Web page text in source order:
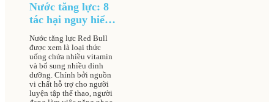
Nước tăng lực: 8
tác hại nguy hiểm
gây nguy cơ đột
quỵ dẫn đến tử
vong cao
Nước tăng lực Red Bull
được xem là loại thức
uống chứa nhiều vitamin
và bổ sung nhiều dinh
dưỡng. Chính bởi nguồn
vi chất hỗ trợ cho người
luyện tập thể thao, người